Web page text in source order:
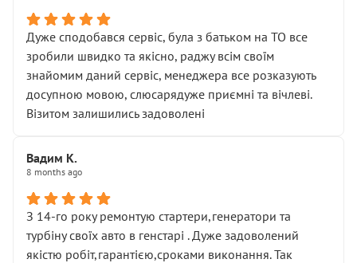
Дуже сподобався сервіс, була з батьком на ТО все
зробили швидко та якісно, раджу всім своїм
знайомим даний сервіс, менеджера все розказують
досупною мовою, слюсарядуже приємні та вічлеві.
Візитом залишились задоволені
Вадим К.
8 months ago
З 14-го року ремонтую стартери,генератори та
турбіну своїх авто в генстарі . Дуже задоволений
якістю робіт,гарантією,сроками виконання. Так